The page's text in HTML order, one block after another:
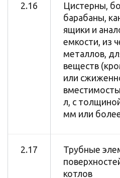
2.16
Цистерны,
барабаны,
ящики и
емкости, из
металлов,
веществ
или
л, с
мм или
2.17
Трубные
котлов